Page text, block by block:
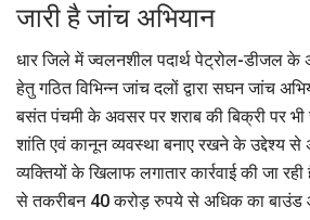
जारी है जांच अभियान
धार जिले में ज्वलनशील पदार्थ पेट्रोल-डीजल के
हेतु गठित विभिन्न जांच दलों द्वारा सघन जांच
बसंत पंचमी के अवसर पर शराब की बिक्री पर भी
शांति एवं कानून व्यवस्था बनाए रखने के उद्देश्य से
व्यक्तियों के खिलाफ लगातार कार्रवाई की जा
से तकरीबन 40 करोड़ रुपये से अधिक का बाउंड